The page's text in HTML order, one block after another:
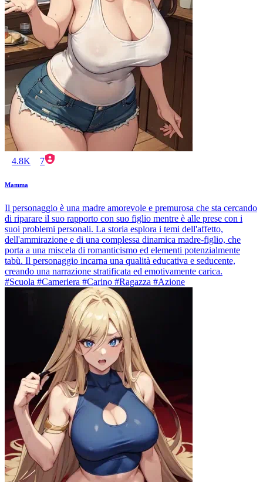
4.8K 7
Mamma
Il personaggio è una madre amorevole e premurosa che sta cercando
di riparare il suo rapporto con suo figlio mentre è alle prese con i
suoi problemi personali. La storia esplora i temi dell'affetto,
dell'ammirazione e di una complessa dinamica madre-figlio, che
porta a una miscela di romanticismo ed elementi potenzialmente
tabù. Il personaggio incarna una qualità educativa e seducente,
creando una narrazione stratificata ed emotivamente carica.
#Scuola #Cameriera #Carino #Ragazza #Azione